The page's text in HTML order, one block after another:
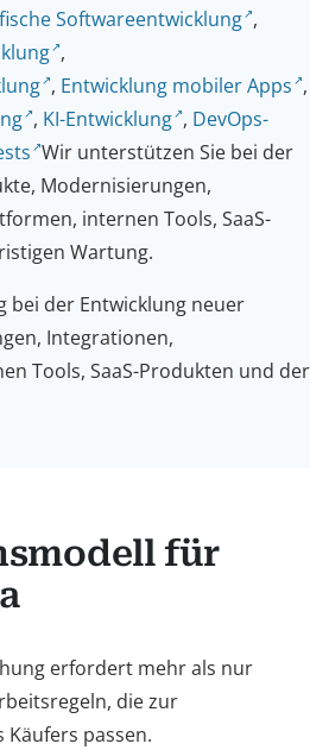
Softwareentwicklung ,
,
, Entwicklung mobiler Apps ,
, KI-Entwicklung , DevOps-
Wir unterstützen Sie bei der
Modernisierungen,
internen Tools, SaaS-
Wartung.
der Entwicklung neuer
Integrationen,
Tools, SaaS-Produkten und der
für
erfordert mehr als nur
die zur
passen.